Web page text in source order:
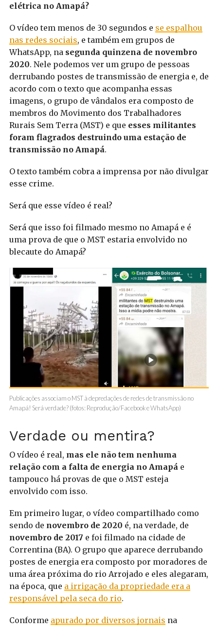
elétrica no Amapá?
O vídeo tem menos de 30 segundos e se espalhou
nas redes sociais, e também em grupos de
WhatsApp, na segunda quinzena de novembro
2020. Nele podemos ver um grupo de pessoas
derrubando postes de transmissão de energia e, de
acordo com o texto que acompanha essas
imagens, o grupo de vândalos era composto de
membros do Movimento dos Trabalhadores
Rurais Sem Terra (MST) e que esses militantes
foram flagrados destruindo uma estação de
transmissão no Amapá.
O texto também cobra a imprensa por não divulgar
esse crime.
Será que esse vídeo é real?
Será que isso foi filmado mesmo no Amapá e é
uma prova de que o MST estaria envolvido no
blecaute do Amapá?
Publicações associam o MST à depredações de redes de transmissão no
Amapá! Será verdade? (fotos: Reprodução/Facebook e WhatsApp)
Verdade ou mentira?
O vídeo é real, mas ele não tem nenhuma
relação com a falta de energia no Amapáe
tampouco há provas de que o MST esteja
envolvido com isso.
Em primeiro lugar, o vídeo compartilhado como
sendo de novembro de 2020 é, na verdade, de
novembro de 2017 e foi filmado na cidade de
Correntina (BA). O grupo que aparece derrubando
postes de energia era composto por moradores de
uma área próxima do rio Arrojado e eles alegaram,
na época, que a irrigação da propriedade era a
responsável pela seca do rio.
Conforme apurado por diversos jornais na